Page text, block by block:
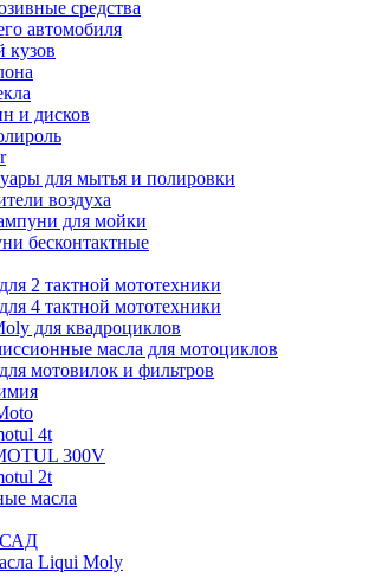
средства
автомобиля
кузов
и дисков
для мытья и полировки
воздуха
для мойки
бесконтактные
2 тактной мототехники
4 тактной мототехники
для квадроциклов
масла для мотоциклов
мотовилок и фильтров
4t
300V
2t
масла
САД
Liqui Moly